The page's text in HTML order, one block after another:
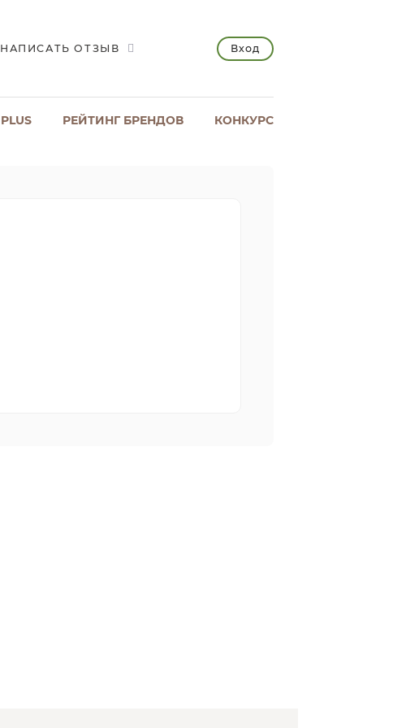
НАПИСАТЬ ОТЗЫВ Вход
PLUS РЕЙТИНГ БРЕНДОВ КОНКУРС